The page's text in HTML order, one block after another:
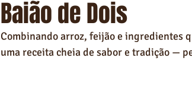
Baião de Dois
Combinando arroz, feijão e ingredientes
uma receita cheia de sabor e tradição —